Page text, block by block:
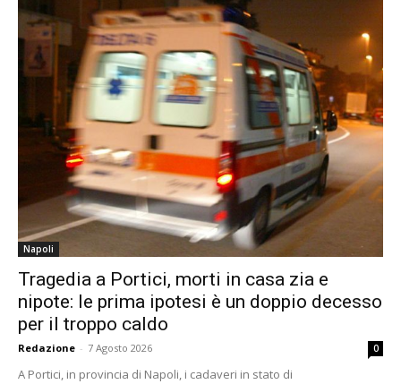
Napoli
Tragedia a Portici, morti in casa zia e
nipote: le prima ipotesi è un doppio decesso
per il troppo caldo
Redazione - 7 Agosto 2026 0
A Portici, in provincia di Napoli, i cadaveri in stato di